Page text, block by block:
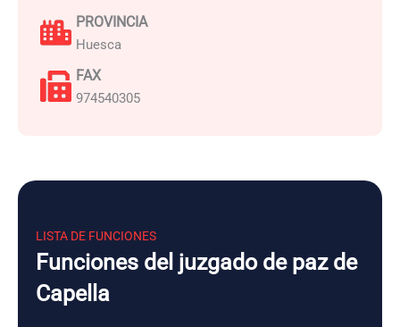
PROVINCIA
Huesca
FAX
974540305
LISTA DE FUNCIONES
Funciones del juzgado de paz de
Capella